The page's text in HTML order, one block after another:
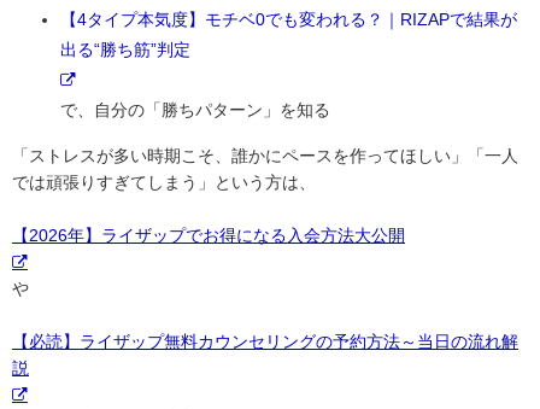
【4タイプ本気度】モチベ0でも変われる？｜RIZAPで結果が
出る“勝ち筋”判定
で、自分の「勝ちパターン」を知る
「ストレスが多い時期こそ、誰かにペースを作ってほしい」「一人
では頑張りすぎてしまう」という方は、
【2026年】ライザップでお得になる入会方法大公開
や
【必読】ライザップ無料カウンセリングの予約方法～当日の流れ解
説